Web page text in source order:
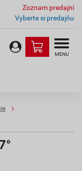
Zoznam predajní
Vyberte si predajňu
MENU